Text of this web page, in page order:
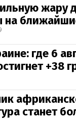
жару
на
где 6
+38
станет